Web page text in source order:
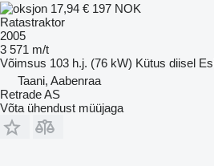
17,94 € 197 NOK
Ratastraktor
2005
3 571 m/t
Võimsus 103 h.j. (76 kW) Kütus diisel
Taani, Aabenraa
Retrade AS
Võta ühendust müüjaga